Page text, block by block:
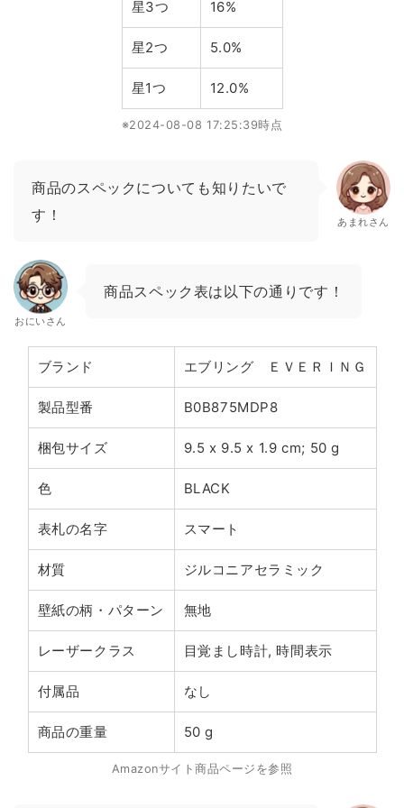
星3つ 16%
星2つ 5.0%
星1つ 12.0%
※2024-08-08 17:25:39時点
商品のスペックについても知りたいで
す！
あまれさん
おにいさん
商品スペック表は以下の通りです！
ブランド エブリング ＥＶＥＲＩＮＧ
製品型番 B0B875MDP8
梱包サイズ 9.5 x 9.5 x 1.9 cm; 50 g
色 BLACK
表札の名字 スマート
材質 ジルコニアセラミック
壁紙の柄・パターン 無地
レーザークラス 目覚まし時計, 時間表示
付属品 なし
商品の重量 50 g
Amazonサイト商品ページを参照